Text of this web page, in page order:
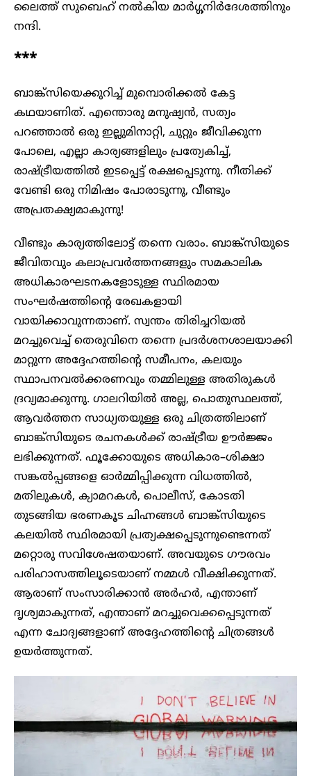
ലൈത്ത് സുബെഹ് നൽകിയ മാർഗ്ഗനിർദേശത്തിനും
നന്ദി.
***
ബാങ്ക്‌സിയെക്കുറിച്ച് മുമ്പൊരിക്കൽ കേട്ട
കഥയാണിത്. എന്തൊരു മനുഷ്യൻ, സത്യം
പറഞ്ഞാൽ ഒരു ഇല്ലുമിനാറ്റി, ചുറ്റും ജീവിക്കുന്ന
പോലെ, എല്ലാ കാര്യങ്ങളിലും പ്രത്യേകിച്ച്,
രാഷ്ട്രീയത്തിൽ ഇടപ്പെട്ട് രക്ഷപ്പെടുന്നു. നീതിക്ക്
വേണ്ടി ഒരു നിമിഷം പോരാടുന്നു, വീണ്ടും
അപ്രതക്ഷ്യമാകുന്നു!
വീണ്ടും കാര്യത്തിലോട്ട് തന്നെ വരാം. ബാങ്ക്സിയുടെ
ജീവിതവും കലാപ്രവർത്തനങ്ങളും സമകാലിക
അധികാരഘടനകളോടുള്ള സ്ഥിരമായ
സംഘർഷത്തിന്റെ രേഖകളായി
വായിക്കാവുന്നതാണ്. സ്വന്തം തിരിച്ചറിയൽ
മറച്ചുവെച്ച് തെരുവിനെ തന്നെ പ്രദർശനശാലയാക്കി
മാറ്റുന്ന അദ്ദേഹത്തിന്റെ സമീപനം, കലയും
സ്ഥാപനവൽക്കരണവും തമ്മിലുള്ള അതിരുകൾ
ദ്രവ്യമാക്കുന്നു. ഗാലറിയിൽ അല്ല, പൊതുസ്ഥലത്ത്,
ആവർത്തന സാധ്യതയുള്ള ഒരു ചിത്രത്തിലാണ്
ബാങ്ക്സിയുടെ രചനകൾക്ക് രാഷ്ട്രീയ ഊർജ്ജം
ലഭിക്കുന്നത്. ഫൂക്കോയുടെ അധികാര–ശിക്ഷാ
സങ്കൽപ്പങ്ങളെ ഓർമ്മിപ്പിക്കുന്ന വിധത്തിൽ,
മതിലുകൾ, ക്യാമറകൾ, പൊലീസ്, കോടതി
തുടങ്ങിയ ഭരണകൂട ചിഹ്നങ്ങൾ ബാങ്ക്സിയുടെ
കലയിൽ സ്ഥിരമായി പ്രത്യക്ഷപ്പെടുന്നുണ്ടെന്നത്
മറ്റൊരു സവിശേഷതയാണ്. അവയുടെ ഗൗരവം
പരിഹാസത്തിലൂടെയാണ് നമ്മൾ വീക്ഷിക്കുന്നത്.
ആരാണ് സംസാരിക്കാൻ അർഹർ, എന്താണ്
ദൃശ്യമാകുന്നത്, എന്താണ് മറച്ചുവെക്കപ്പെടുന്നത്
എന്ന ചോദ്യങ്ങളാണ് അദ്ദേഹത്തിന്റെ ചിത്രങ്ങൾ
ഉയർത്തുന്നത്.